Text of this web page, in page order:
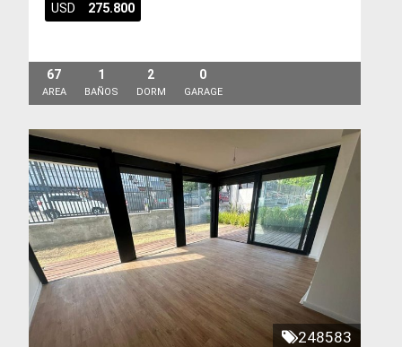
USD 275.800
67
AREA
1
BAÑOS
2
DORM
0
GARAGE
248583